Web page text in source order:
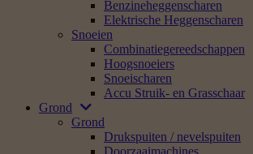
Benzineheggenscharen
Elektrische Heggenscharen
Snoeien
Combinatiegereedschappen
Hoogsnoeiers
Snoeischaren
Accu Struik- en Grasschaar
Grond
Grond
Drukspuiten / nevelspuiten
Doorzaaimachines